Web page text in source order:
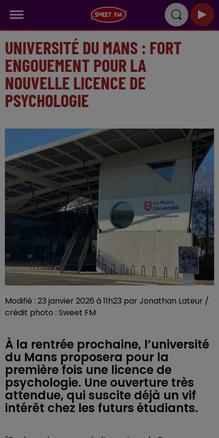
UNIVERSITÉ DU MANS : FORT
ENGOUEMENT POUR LA
NOUVELLE LICENCE DE
PSYCHOLOGIE
Modifié : 23 janvier 2026 à 11h23 par Jonathan Lateur /
crédit photo : Sweet FM
À la rentrée prochaine, l’université
du Mans proposera pour la
première fois une licence de
psychologie. Une ouverture très
attendue, qui suscite déjà un vif
intérêt chez les futurs étudiants.